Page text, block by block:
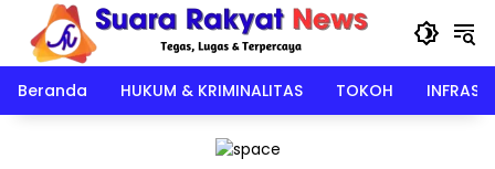
Langsung
konten
Beranda
HUKUM & KRIMINALITAS TOKOH